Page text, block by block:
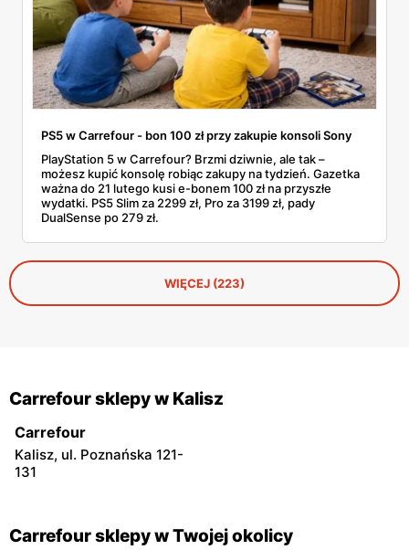
PS5 w Carrefour - bon 100 zł przy zakupie konsoli Sony
PlayStation 5 w Carrefour? Brzmi dziwnie, ale tak –
możesz kupić konsolę robiąc zakupy na tydzień. Gazetka
ważna do 21 lutego kusi e-bonem 100 zł na przyszłe
wydatki. PS5 Slim za 2299 zł, Pro za 3199 zł, pady
DualSense po 279 zł.
WIĘCEJ (223)
Carrefour sklepy w Kalisz
Carrefour
Kalisz, ul. Poznańska 121-
131
Carrefour sklepy w Twojej okolicy